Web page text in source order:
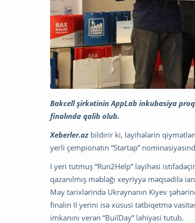
Bakcell şirkətinin AppLab inkubasiya
finalında qalib olub.
Xeberler.az bildirir ki, layihələrin
yerli çempionatın “Startap”
I yeri tutmuş “Run2Help” layihəsi
qazanılmış məbləğı xeyriyyə məqsədilə
May tarixlərində Ukraynanın Kiyev
finalın II yerini isə xüsusi tətbiqetmə
imkanını verən “BuilDay” lahiyəsi tutub.